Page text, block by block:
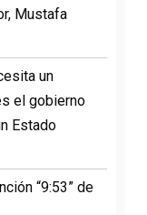
Mustafa
un
el gobierno
Estado
“9:53” de